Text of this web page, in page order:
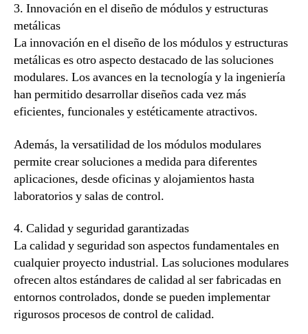
3. Innovación en el diseño de módulos y estructuras
metálicas
La innovación en el diseño de los módulos y estructuras
metálicas es otro aspecto destacado de las soluciones
modulares. Los avances en la tecnología y la ingeniería
han permitido desarrollar diseños cada vez más
eficientes, funcionales y estéticamente atractivos.
Además, la versatilidad de los módulos modulares
permite crear soluciones a medida para diferentes
aplicaciones, desde oficinas y alojamientos hasta
laboratorios y salas de control.
4. Calidad y seguridad garantizadas
La calidad y seguridad son aspectos fundamentales en
cualquier proyecto industrial. Las soluciones modulares
ofrecen altos estándares de calidad al ser fabricadas en
entornos controlados, donde se pueden implementar
rigurosos procesos de control de calidad.